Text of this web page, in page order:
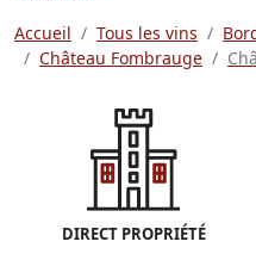
Accueil Tous les vins
Château Fombrauge
DIRECT PROPRIÉTÉ